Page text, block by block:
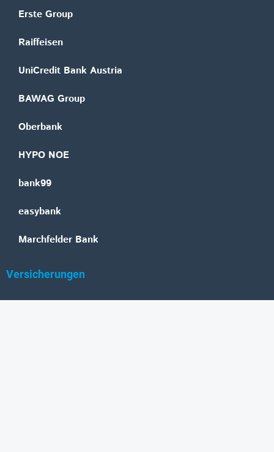
Erste Group
Raiffeisen
UniCredit Bank Austria
BAWAG Group
Oberbank
HYPO NOE
bank99
easybank
Marchfelder Bank
Versicherungen